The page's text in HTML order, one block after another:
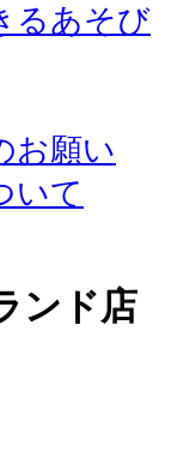
るあそび
お願い
いて
ンド店